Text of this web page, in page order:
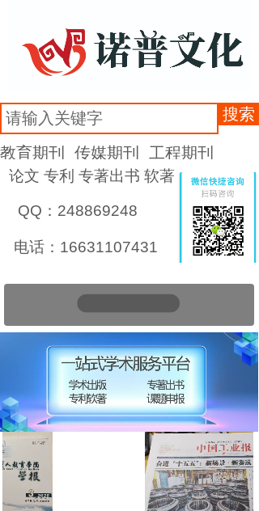
搜索
教育期刊 传媒期刊 工程期刊
论文 专利 专著出书 软著
QQ：248869248
电话：16631107431